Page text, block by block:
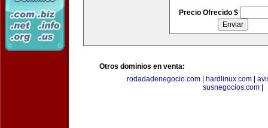
Precio Ofrecido $
Otros dominios en venta:
rodadadenegocio.com| hardlinux.com|
susnegocios.com|